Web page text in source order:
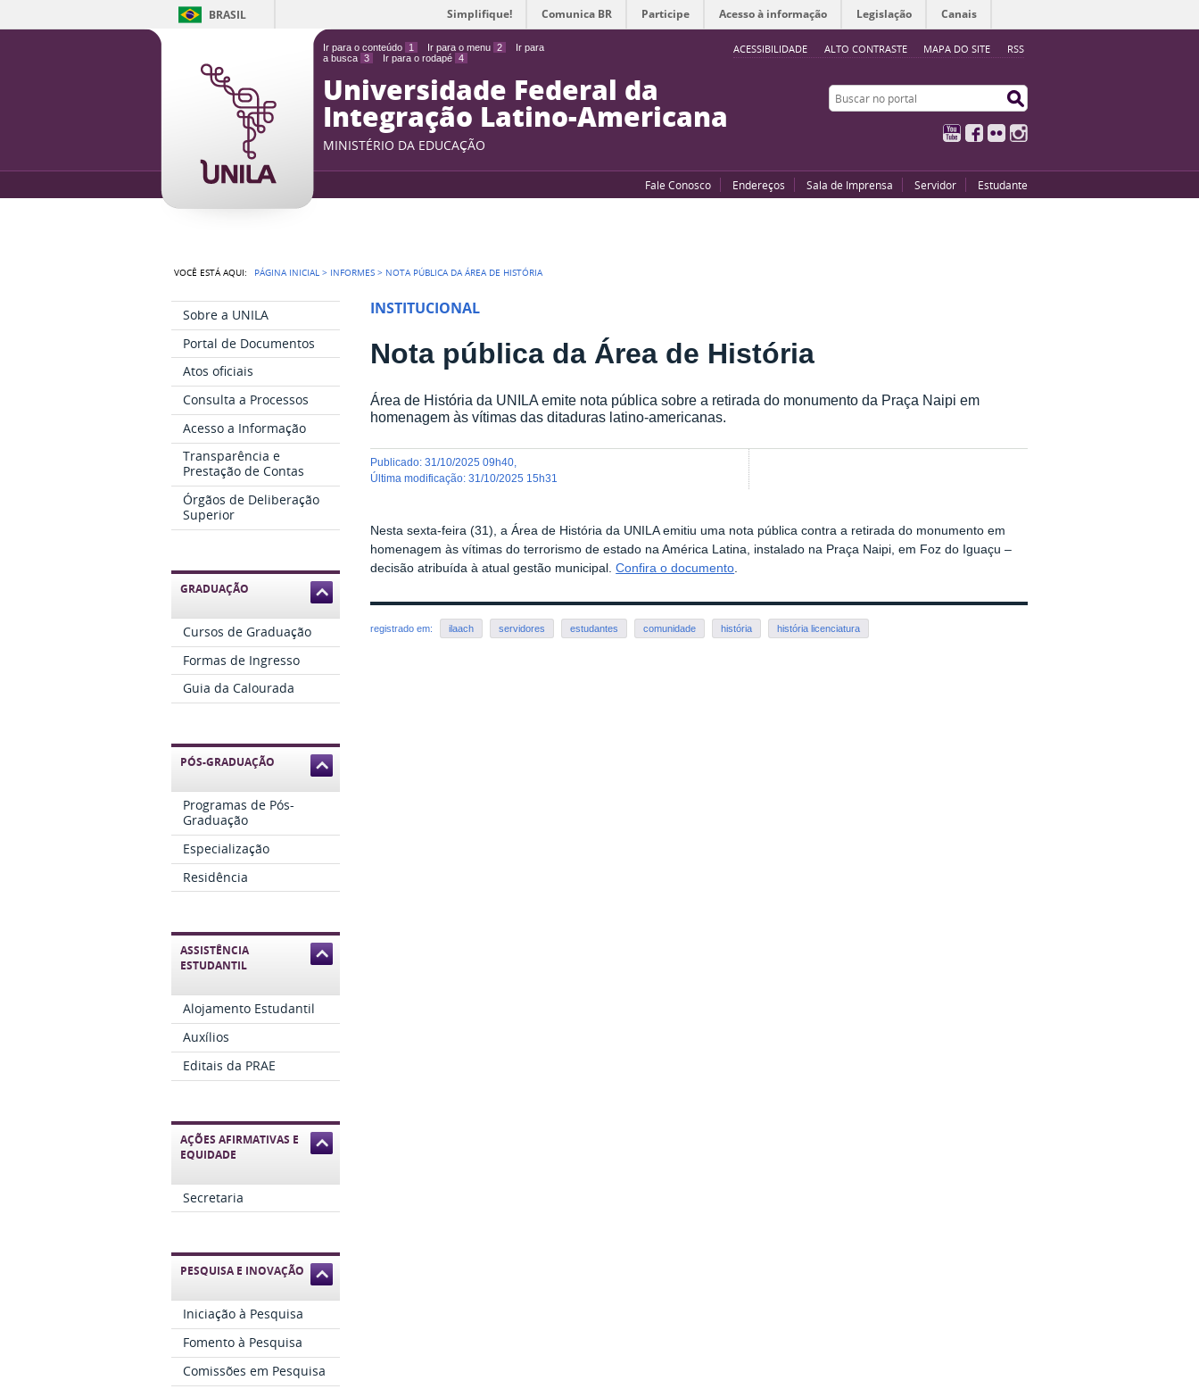
Ir para o conteúdo 1 Ir para o menu 2
Ir para
a busca 3 Ir para o rodapé 4
ACESSIBILIDADE ALTO CONTRASTE MAPA DO SITE RSS
BRASIL Simplifique! Comunica BR Participe Acesso à informação Legislação Canais
Universidade Federal da
Integração Latino-Americana
MINISTÉRIO DA EDUCAÇÃO
Buscar no portal
YouTubeFacebook
Flickr
Fale Conosco Endereços Sala de Imprensa Servidor Estudante
VOCÊ ESTÁ AQUI: PÁGINA INICIAL > INFORMES > NOTA PÚBLICA DA ÁREA DE HISTÓRIA
Sobre a UNILA
Portal de Documentos
Atos oficiais
Consulta a Processos
Acesso a Informação
Transparência e
Prestação de Contas
Órgãos de Deliberação
Superior
GRADUAÇÃO
Cursos de Graduação
Formas de Ingresso
Guia da Calourada
PÓS-GRADUAÇÃO
Programas de Pós-
Graduação
Especialização
Residência
ASSISTÊNCIA
ESTUDANTIL
Alojamento Estudantil
Auxílios
Editais da PRAE
AÇÕES AFIRMATIVAS E
EQUIDADE
Secretaria
PESQUISA E INOVAÇÃO
Iniciação à Pesquisa
Fomento à Pesquisa
Comissões em Pesquisa
INSTITUCIONAL
Nota pública da Área de História
Área de História da UNILA emite nota pública sobre a retirada do monumento da Praça Naipi em
homenagem às vítimas das ditaduras latino-americanas.
publicado:31/10/2025 09h40
última modificação:31/10/2025 15h31
Nesta sexta-feira (31), a Área de História da UNILA emitiu uma nota pública contra a retirada do monumento em
homenagem às vítimas do terrorismo de estado na América Latina, instalado na Praça Naipi, em Foz do Iguaçu –
decisão atribuída à atual gestão municipal.Confira o documento
registrado em: ilaach servidores estudantes comunidade história história licenciatura